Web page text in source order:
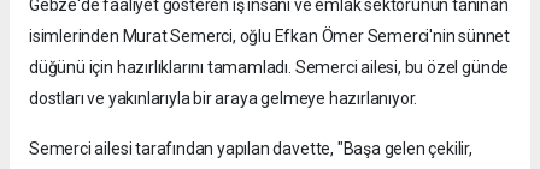
Gebze'de faaliyet gösteren iş insanı ve emlak sektörünün tanınan
isimlerinden Murat Semerci, oğlu Efkan Ömer Semerci'nin sünnet
düğünü için hazırlıklarını tamamladı. Semerci ailesi, bu özel günde
dostları ve yakınlarıyla bir araya gelmeye hazırlanıyor.
Semerci ailesi tarafından yapılan davette, "Başa gelen çekilir,